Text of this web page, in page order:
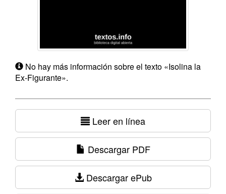
No hay más información sobre el texto «Isolina la
Ex-Figurante».
Leer en línea
Descargar PDF
Descargar ePub